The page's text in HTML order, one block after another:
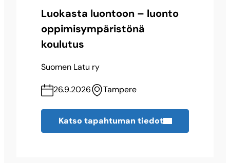
Luokasta luontoon – luonto
oppimisympäristönä
koulutus
Suomen Latu ry
26.9.2026 Tampere
Katso tapahtuman tiedot